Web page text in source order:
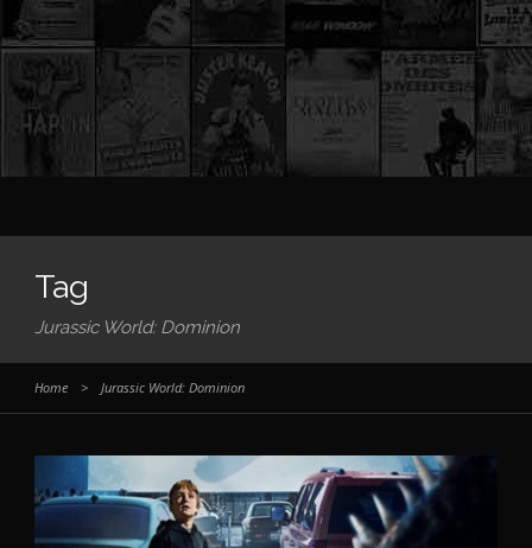
Tag
Jurassic World: Dominion
Home > Jurassic World: Dominion